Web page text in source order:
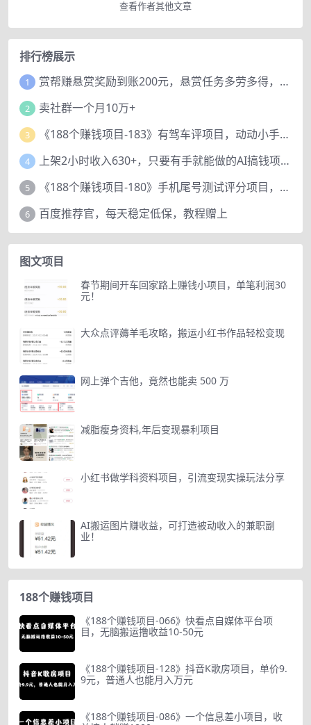
查看作者其他文章
排行榜展示
1 赏帮赚悬赏奖励到账200元，悬赏任务多劳多得，人人可做。
2 卖社群一个月10万+
3 《188个赚钱项目-183》有驾车评项目，动动小手，复制粘贴赚44元！
4 上架2小时收入630+，只要有手就能做的AI搞钱项目，奶奶看完都能学会!
5 《188个赚钱项目-180》手机尾号测试评分项目，短视频直播日赚200+
6 百度推荐官，每天稳定低保，教程赠上
图文项目
春节期间开车回家路上赚钱小项目，单笔利润30
元！
大众点评薅羊毛攻略，搬运小红书作品轻松变现
网上弹个吉他，竟然也能卖 500 万
减脂瘦身资料,年后变现暴利项目
小红书做学科资料项目，引流变现实操玩法分享
AI搬运图片赚收益，可打造被动收入的兼职副
业！
188个赚钱项目
《188个赚钱项目-066》快看点自媒体平台项
目，无脑搬运撸收益10-50元
《188个赚钱项目-128》抖音K歌房项目，单价9.
9元，普通人也能月入万元
《188个赚钱项目-086》一个信息差小项目，收